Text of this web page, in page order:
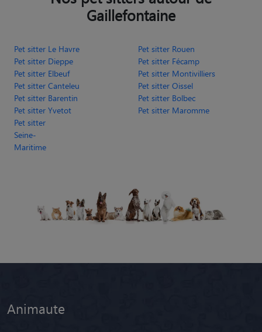
Gaillefontaine
Pet sitter Le Havre
Pet sitter Rouen
Pet sitter Dieppe
Pet sitter Fécamp
Pet sitter Elbeuf
Pet sitter Montivilliers
Pet sitter Canteleu
Pet sitter Oissel
Pet sitter Barentin
Pet sitter Bolbec
Pet sitter Yvetot
Pet sitter Maromme
Pet sitter
Seine-
Maritime
Animaute